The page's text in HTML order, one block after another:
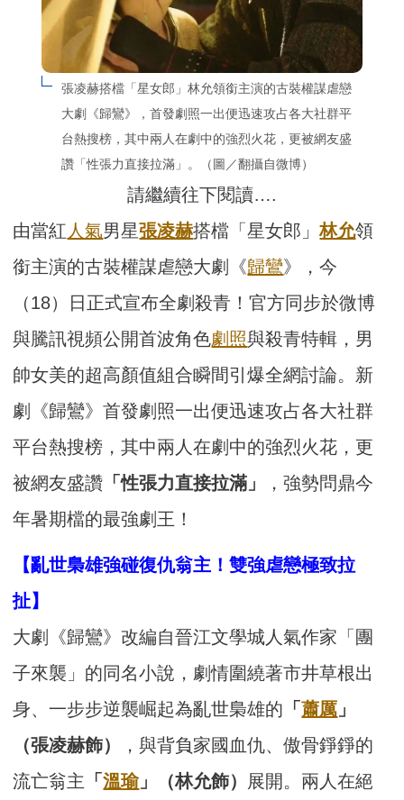
張凌赫搭檔「星女郎」林允領銜主演的古裝權謀虐戀
大劇《歸鸞》，首發劇照一出便迅速攻占各大社群平
台熱搜榜，其中兩人在劇中的強烈火花，更被網友盛
讚「性張力直接拉滿」。（圖／翻攝自微博）
請繼續往下閱讀….
由當紅 人氣男星張凌赫搭檔「星女郎」林允領
銜主演的古裝權謀虐戀大劇《歸鸞》，今
（18）日正式宣布全劇殺青！官方同步於微博
與騰訊視頻公開首波角色劇照與殺青特輯，男
帥女美的超高顏值組合瞬間引爆全網討論。新
劇《歸鸞》首發劇照一出便迅速攻占各大社群
平台熱搜榜，其中兩人在劇中的強烈火花，更
被網友盛讚 「性張力直接拉滿」
，強勢問鼎今
年暑期檔的最強劇王！
【亂世梟雄強碰復仇翁主！雙強虐戀極致拉
扯】
大劇《歸鸞》改編自晉江文學城人氣作家「團
子來襲」的同名小說，劇情圍繞著市井草根出
身、一步步逆襲崛起為亂世梟雄的 「蕭厲 」
（張凌赫飾）
，與背負家國血仇、傲骨錚錚的
流亡翁主 「溫瑜」（林允飾） 展開。兩人在絕